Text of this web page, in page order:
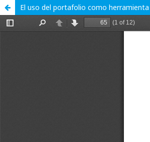
El uso del portafolio como